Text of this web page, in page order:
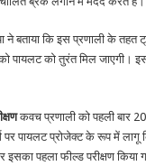
ने बताया कि इस प्रणाली के तहत
पायलट को तुरंत मिल जाएगी।
कवच प्रणाली को पहली बार
पर पायलट प्रोजेक्ट के रूप में लागू
इसका पहला फील्ड परीक्षण